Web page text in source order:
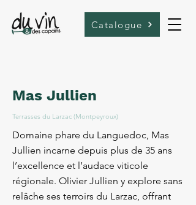
Catalogue
Mas Jullien
Terrasses du Larzac (Montpeyroux)
Domaine phare du Languedoc, Mas
Jullien incarne depuis plus de 35 ans
l’excellence et l’audace viticole
régionale. Olivier Jullien y explore sans
relâche ses terroirs du Larzac, offrant